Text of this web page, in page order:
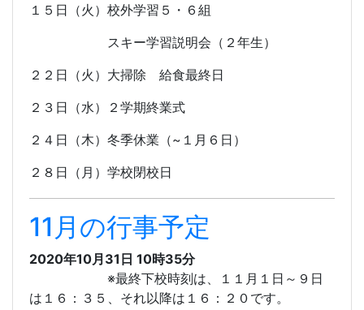
１５日（火）校外学習５・６組
スキー学習説明会（２年生）
２２日（火）大掃除 給食最終日
２３日（水）２学期終業式
２４日（木）冬季休業（~１月６日）
２８日（月）学校閉校日
11月の行事予定
2020年10月31日 10時35分
※最終下校時刻は、１１月１日～９日
は１６：３５、それ以降は１６：２０です。